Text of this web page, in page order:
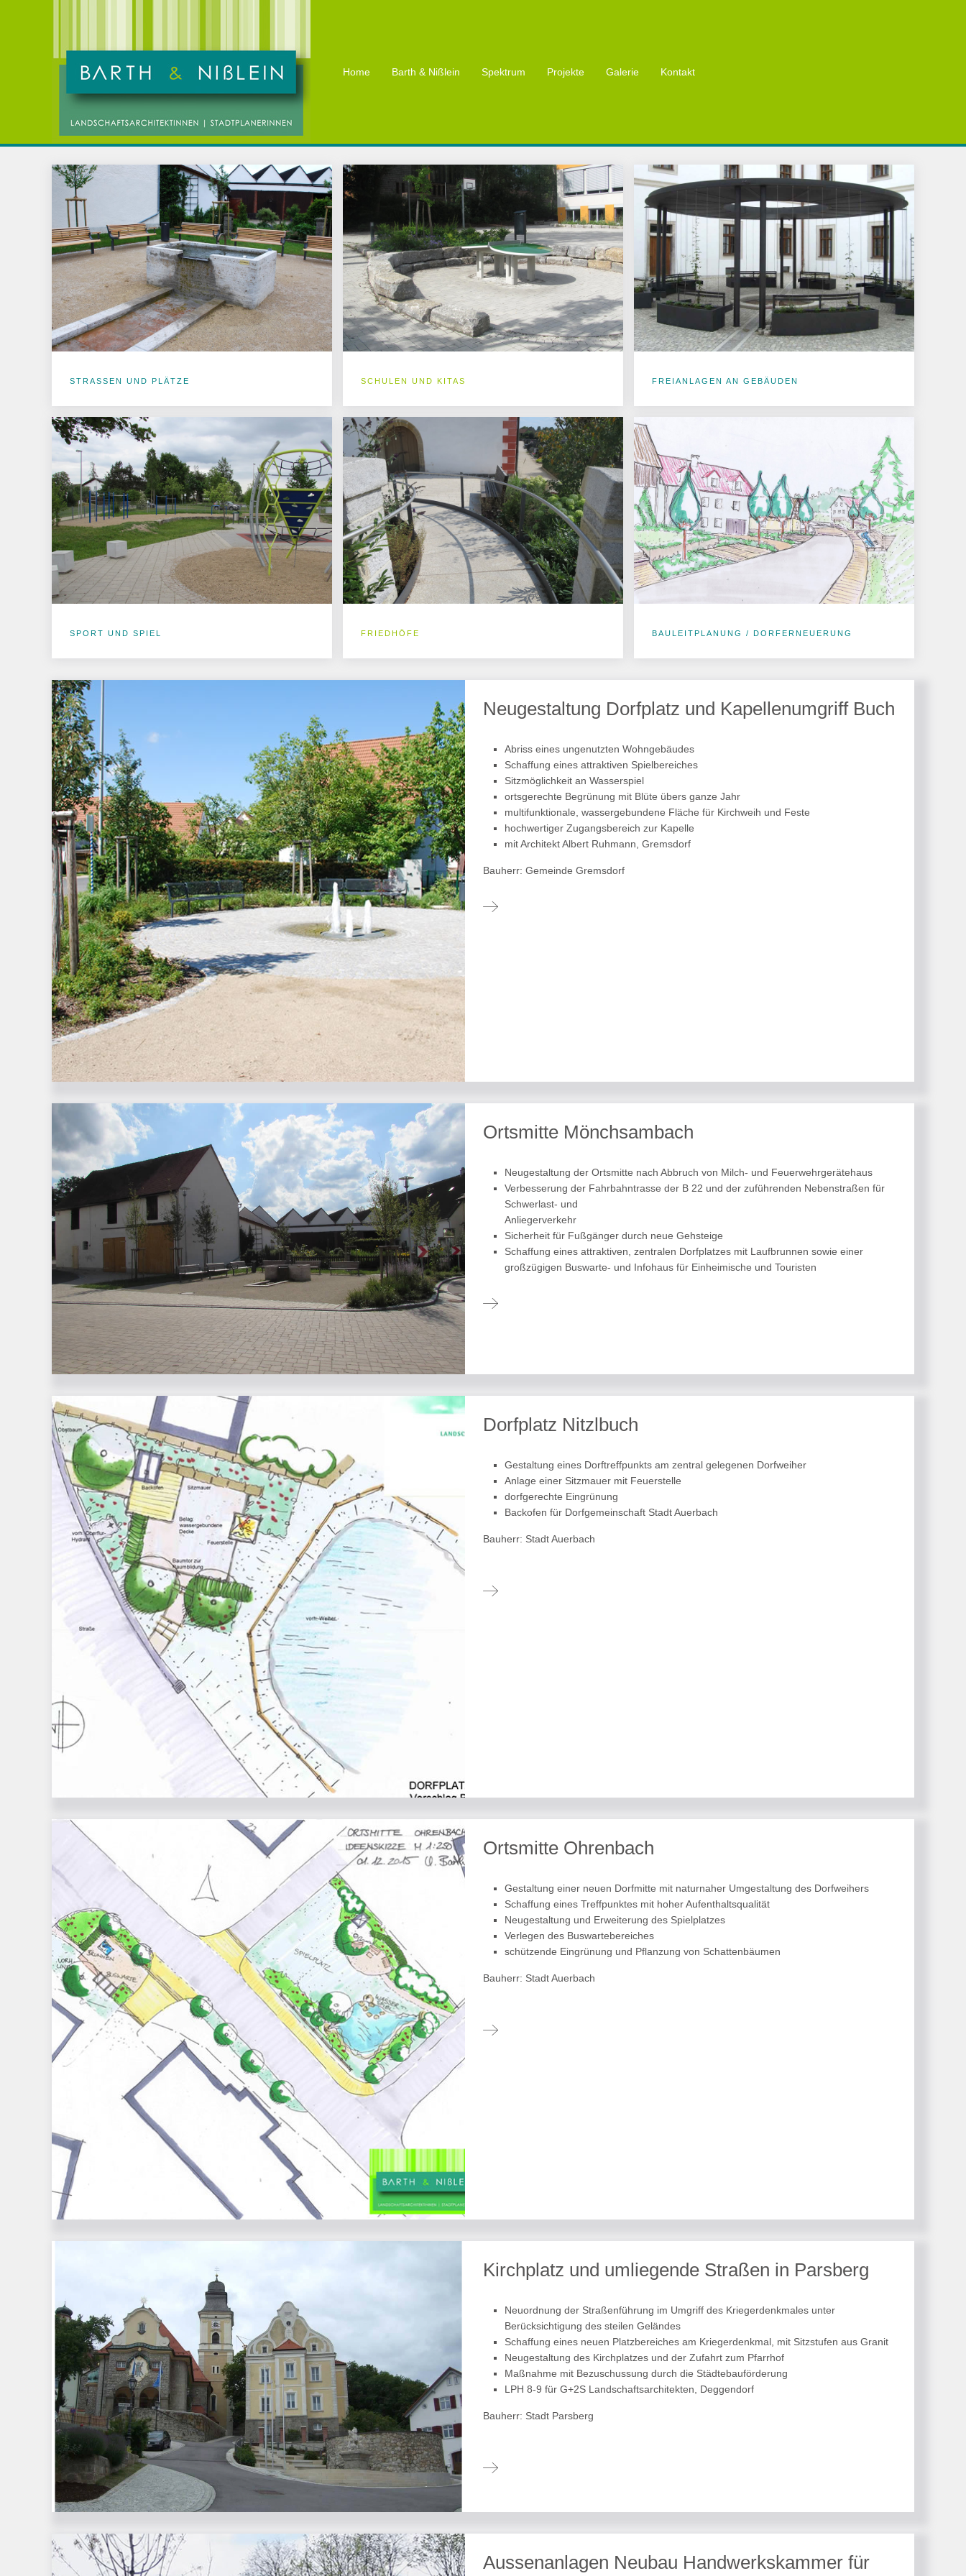
Home Barth & Nißlein Spektrum Projekte Galerie Kontakt
STRASSEN UND PLÄTZE SCHULEN UND KITAS FREIANLAGEN AN GEBÄUDEN
SPORT UND SPIEL FRIEDHÖFE BAULEITPLANUNG / DORFERNEUERUNG
Neugestaltung Dorfplatz und Kapellenumgriff Buch
Abriss eines ungenutzten Wohngebäudes
Schaffung eines attraktiven Spielbereiches
Sitzmöglichkeit an Wasserspiel
ortsgerechte Begrünung mit Blüte übers ganze Jahr
multifunktionale, wassergebundene Fläche für Kirchweih und Feste
hochwertiger Zugangsbereich zur Kapelle
mit Architekt Albert Ruhmann, Gremsdorf
Bauherr: Gemeinde Gremsdorf
Ortsmitte Mönchsambach
Neugestaltung der Ortsmitte nach Abbruch von Milch- und Feuerwehrgerätehaus
Verbesserung der Fahrbahntrasse der B 22 und der zuführenden Nebenstraßen für
Schwerlast- und
Anliegerverkehr
Sicherheit für Fußgänger durch neue Gehsteige
Schaffung eines attraktiven, zentralen Dorfplatzes mit Laufbrunnen sowie einer
großzügigen Buswarte- und Infohaus für Einheimische und Touristen
Dorfplatz Nitzlbuch
Gestaltung eines Dorftreffpunkts am zentral gelegenen Dorfweiher
Anlage einer Sitzmauer mit Feuerstelle
dorfgerechte Eingrünung
Backofen für Dorfgemeinschaft Stadt Auerbach
Bauherr: Stadt Auerbach
Ortsmitte Ohrenbach
Gestaltung einer neuen Dorfmitte mit naturnaher Umgestaltung des Dorfweihers
Schaffung eines Treffpunktes mit hoher Aufenthaltsqualität
Neugestaltung und Erweiterung des Spielplatzes
Verlegen des Buswartebereiches
schützende Eingrünung und Pflanzung von Schattenbäumen
Bauherr: Stadt Auerbach
Kirchplatz und umliegende Straßen in Parsberg
Neuordnung der Straßenführung im Umgriff des Kriegerdenkmales unter
Berücksichtigung des steilen Geländes
Schaffung eines neuen Platzbereiches am Kriegerdenkmal, mit Sitzstufen aus Granit
Neugestaltung des Kirchplatzes und der Zufahrt zum Pfarrhof
Maßnahme mit Bezuschussung durch die Städtebauförderung
LPH 8-9 für G+2S Landschaftsarchitekten, Deggendorf
Bauherr: Stadt Parsberg
Aussenanlagen Neubau Handwerkskammer für